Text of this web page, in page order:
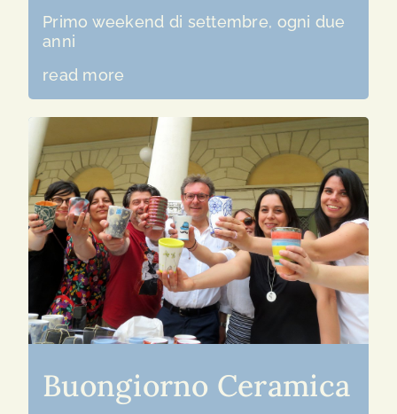
Primo weekend di settembre, ogni due
anni
read more
Buongiorno Ceramica